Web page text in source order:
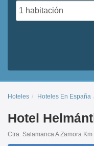
Hoteles Hoteles En España
Hotel
Ctra. Salamanca A Zamora